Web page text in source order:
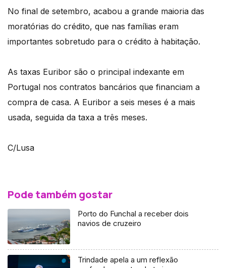
No final de setembro, acabou a grande maioria das
moratórias do crédito, que nas famílias eram
importantes sobretudo para o crédito à habitação.
As taxas Euribor são o principal indexante em
Portugal nos contratos bancários que financiam a
compra de casa. A Euribor a seis meses é a mais
usada, seguida da taxa a três meses.
C/Lusa
Pode também gostar
Porto do Funchal a receber dois
navios de cruzeiro
Trindade apela a um reflexão